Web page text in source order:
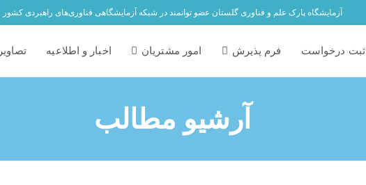
آزمایشگاه پارک علم و فناوری گلستان عضو توانمند در شبکه آزمایشگاهی فناوری‌های راهبردی کشور
ثبت درخواست فرم پذیرش امور مشتریان اخبار و اطلاعیه تصاویر
آرشیو مطالب